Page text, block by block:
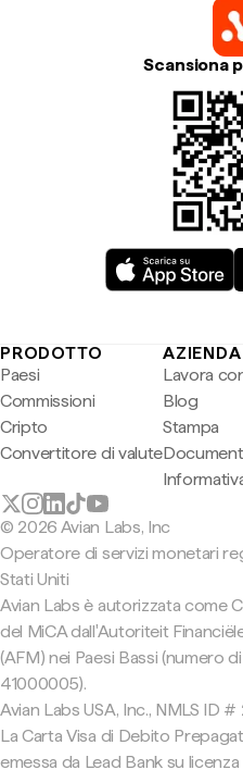
Scansiona
PRODOTTO
Paesi
Commissioni
Cripto
Convertitore di valute
AZIENDA
Lavora
Blog
Stampa
© 2026 Avian Labs, Inc
Operatore di servizi monetari
Stati Uniti
Avian Labs è autorizzata come
del MiCA dall'Autoriteit
(AFM) nei Paesi Bassi (numero
41000005).
Avian Labs USA, Inc., NMLS ID
La Carta Visa di Debito
emessa da Lead Bank su licenza